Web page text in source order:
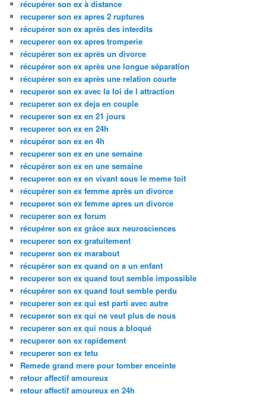
récupérer son ex à distance
recuperer son ex apres 2 ruptures
récupérer son ex après des interdits
recuperer son ex apres tromperie
récupérer son ex après un divorce
récupérer son ex après une longue séparation
récupérer son ex après une relation courte
recuperer son ex avec la loi de l attraction
recuperer son ex deja en couple
recuperer son ex en 21 jours
recuperer son ex en 24h
récupérer son ex en 4h
recuperer son ex en une semaine
récupérer son ex en une semaine
recuperer son ex en vivant sous le meme toit
récupérer son ex femme après un divorce
recuperer son ex femme apres un divorce
recuperer son ex forum
récupérer son ex grâce aux neurosciences
recuperer son ex gratuitement
recuperer son ex marabout
récupérer son ex quand on a un enfant
recuperer son ex quand tout semble impossible
récupérer son ex quand tout semble perdu
recuperer son ex qui est parti avec autre
recuperer son ex qui ne veut plus de nous
recuperer son ex qui nous a bloqué
recuperer son ex rapidement
recuperer son ex tetu
Remede grand mere pour tomber enceinte
retour affectif amoureux
retour affectif amoureux en 24h